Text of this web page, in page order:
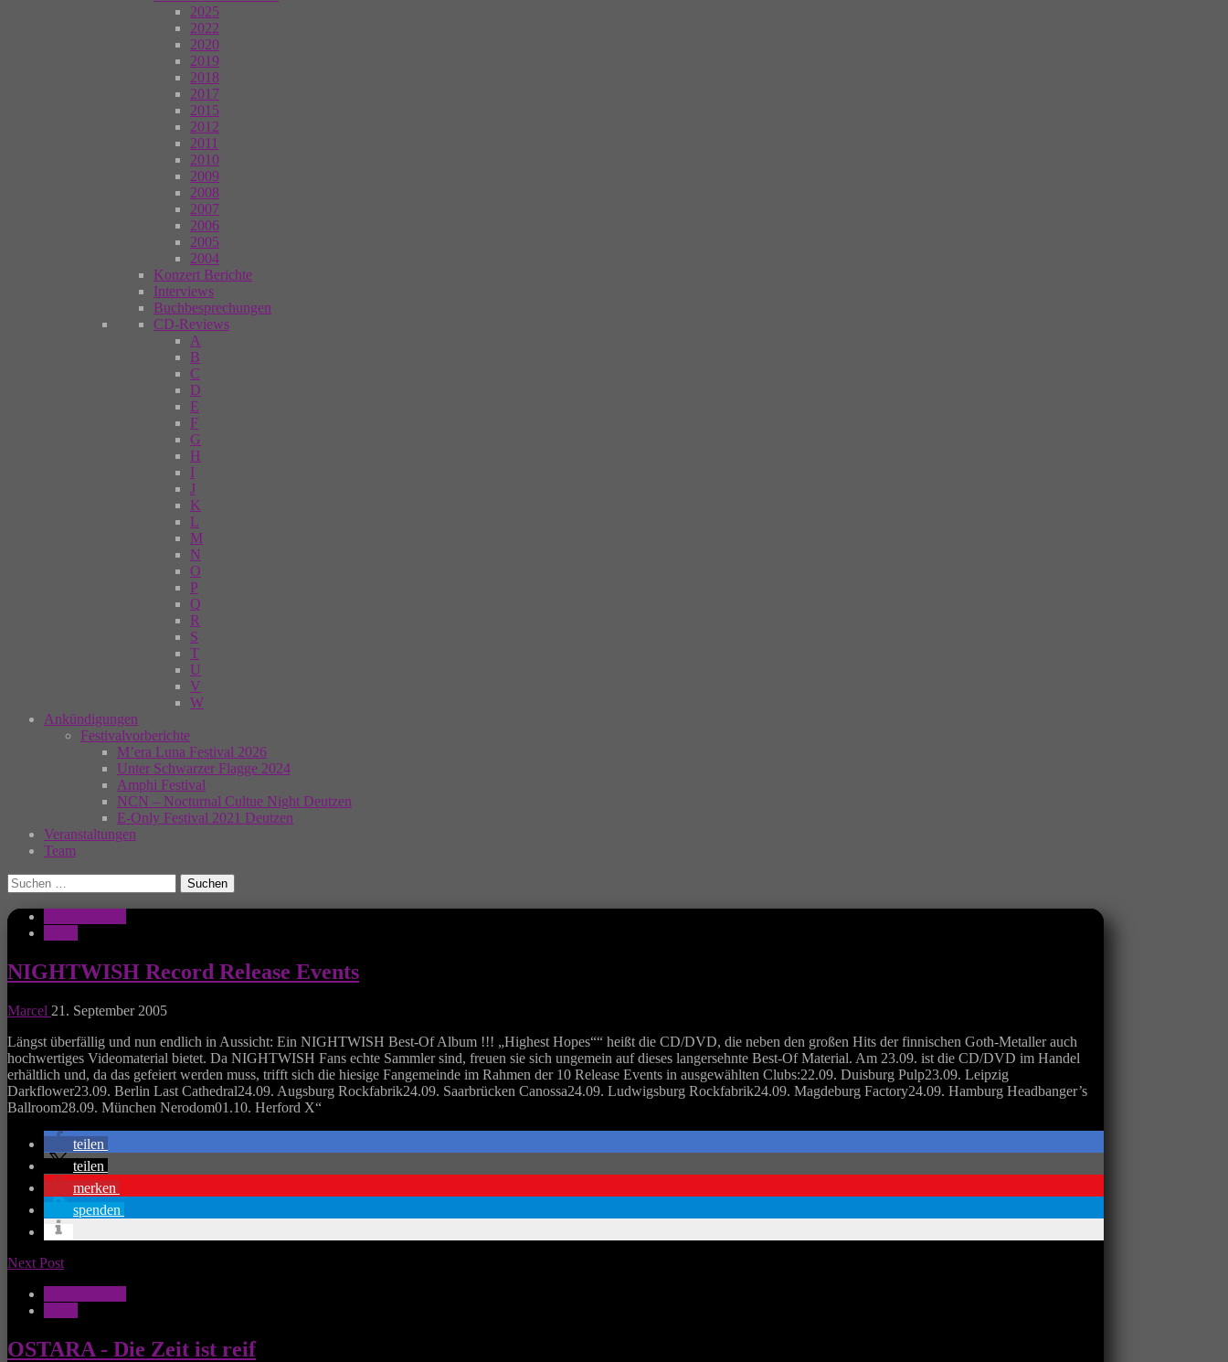
2025
2022
2020
2019
2018
2017
2015
2012
2011
2010
2009
2008
2007
2006
2005
2004
Konzert Berichte
Interviews
Buchbesprechungen
CD-Reviews
A
B
C
D
E
F
G
H
I
J
K
L
M
N
O
P
Q
R
S
T
U
V
W
Ankündigungen
Festivalvorberichte
M’era Luna Festival 2026
Unter Schwarzer Flagge 2024
Amphi Festival
NCN – Nocturnal Cultue Night Deutzen
E-Only Festival 2021 Deutzen
Veranstaltungen
Team
Suchen
nach:
NIGHTWISH Record Release Events
Marcel 21. September 2005
Längst überfällig und nun endlich in Aussicht: Ein NIGHTWISH Best-Of Album !!! „Highest Hopes““ heißt die CD/DVD, die neben den großen Hits der finnischen Goth-Metaller auch
hochwertiges Videomaterial bietet. Da NIGHTWISH Fans echte Sammler sind, freuen sie sich ungemein auf dieses langersehnte Best-Of Material. Am 23.09. ist die CD/DVD im Handel
erhältlich und, da das gefeiert werden muss, trifft sich die hiesige Fangemeinde im Rahmen der 10 Release Events in ausgewählten Clubs:22.09. Duisburg Pulp23.09. Leipzig
Darkflower23.09. Berlin Last Cathedral24.09. Augsburg Rockfabrik24.09. Saarbrücken Canossa24.09. Ludwigsburg Rockfabrik24.09. Magdeburg Factory24.09. Hamburg Headbanger’s
Ballroom28.09. München Nerodom01.10. Herford X“
teilen
teilen
merken
spenden
Next Post
OSTARA - Die Zeit ist reif